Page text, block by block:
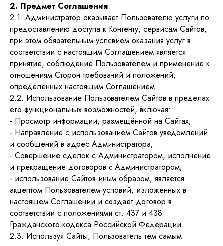
2. Предмет Соглашения
2.1. Администратор оказывает Пользователю услуги по
предоставлению доступа к Контенту, сервисам Сайтов,
при этом обязательным условием оказания услуг в
соответствии с настоящим Соглашением является
принятие, соблюдение Пользователем и применение к
отношениям Сторон требований и положений,
определенных настоящим Соглашением.
2.2. Использование Пользователем Сайтов в пределах
его функциональных возможностей, включая:
- Просмотр информации, размещённой на Сайтах;
- Направление с использованием Сайтов уведомлений
и сообщений в адрес Администратора;
- Совершение сделок с Администратором, исполнение
и прекращение договоров с Администратором;
- использование Сайтов иным образом, является
акцептом Пользователем условий, изложенных в
настоящем Соглашении и создаёт договор в
соответствии с положениями ст. 437 и 438
Гражданского кодекса Российской Федерации.
2.3. Используя Сайты, Пользователь тем самым